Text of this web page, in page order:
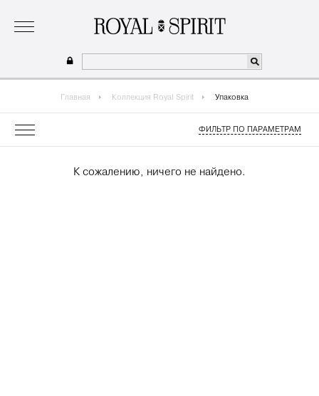
сотрудничество где купить
Главная Коллекция Royal Spirit Упаковка
ФИЛЬТР ПО ПАРАМЕТРАМ
К сожалению, ничего не найдено.